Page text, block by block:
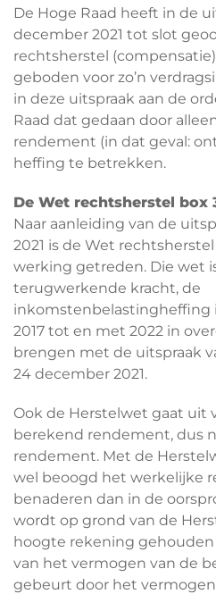
De Hoge Raad heeft in de
december 2021 tot slot
rechtsherstel
geboden voor zo’n
in deze uitspraak aan de
Raad dat gedaan door
rendement (in dat geval:
heffing te betrekken.
De Wet rechtsherstel box
Naar aanleiding van de
2021 is de Wet
werking getreden. Die wet
terugwerkende kracht, de
inkomstenbelastingheffing
2017 tot en met 2022 in
brengen met de uitspraak
24 december 2021.
Ook de Herstelwet gaat uit
berekend rendement, dus
rendement. Met de
wel beoogd het werkelijke
benaderen dan in de
wordt op grond van de
hoogte rekening
van het vermogen van de
gebeurt door het